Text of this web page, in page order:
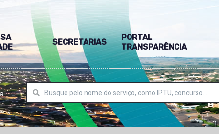
SECRETARIAS
PORTAL
TRANSPARÊNCIA